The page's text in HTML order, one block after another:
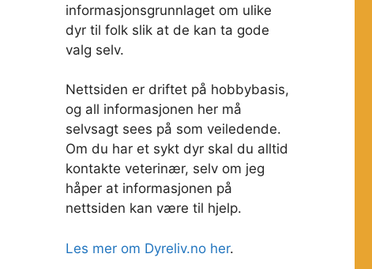
informasjonsgrunnlaget om ulike
dyr til folk slik at de kan ta gode
valg selv.
Nettsiden er driftet på hobbybasis,
og all informasjonen her må
selvsagt sees på som veiledende.
Om du har et sykt dyr skal du alltid
kontakte veterinær, selv om jeg
håper at informasjonen på
nettsiden kan være til hjelp.
Les mer om Dyreliv.no her.